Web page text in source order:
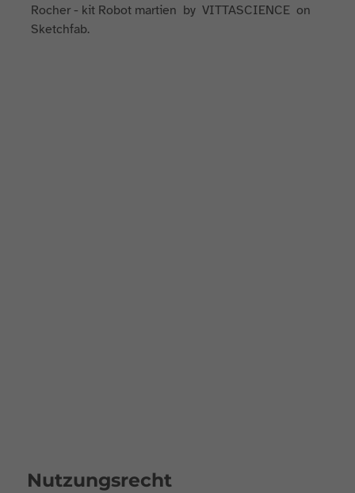
Rocher - kit Robot martien by VITTASCIENCE on
Sketchfab.
Nutzungsrecht